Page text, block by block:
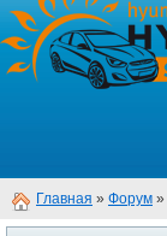
Главная » Форум »